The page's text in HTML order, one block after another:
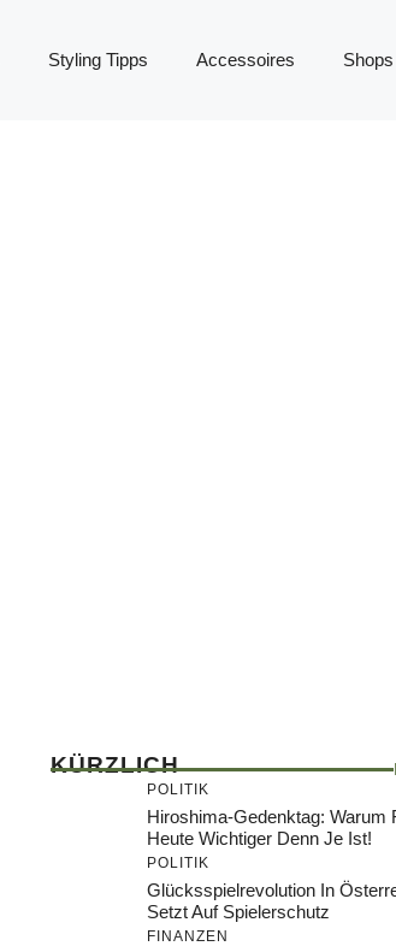
Styling Tipps Accessoires Shops
KÜRZLICH
POLITIK
Hiroshima-Gedenktag: Warum
Heute Wichtiger Denn Je Ist!
POLITIK
Glücksspielrevolution In
Setzt Auf Spielerschutz
FINANZEN